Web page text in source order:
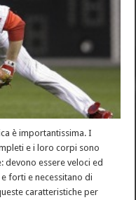
è importantissima. I
e i loro corpi sono
devono essere veloci ed
forti e necessitano di
caratteristiche per